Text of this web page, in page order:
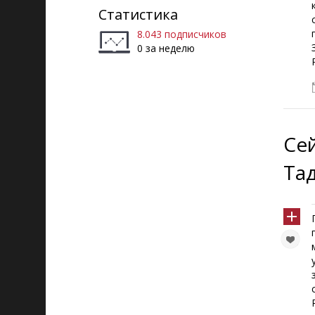
Статистика
8.043 подписчиков
0 за неделю